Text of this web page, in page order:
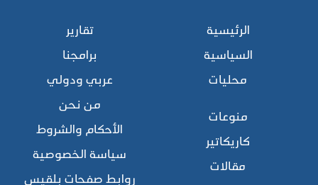
الرئيسية
السياسية
محليات
تقارير
برامجنا
عربي ودولي
منوعات
كاريكاتير
مقالات
من نحن
الأحكام والشروط
سياسة الخصوصية
روابط صفحات بلقيس